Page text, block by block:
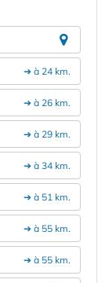
➔ à 24 km.
➔ à 26 km.
➔ à 29 km.
➔ à 34 km.
➔ à 51 km.
➔ à 55 km.
➔ à 55 km.